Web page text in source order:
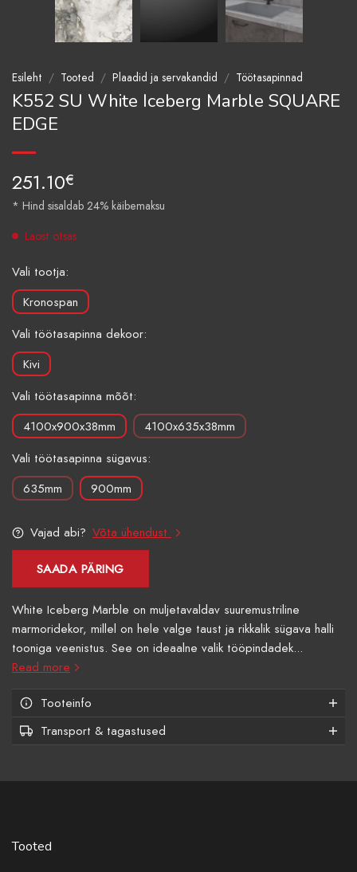
Esileht / Tooted / Plaadid ja servakandid / Töötasapinnad
K552 SU White Iceberg Marble SQUARE
EDGE
251.10€
* Hind sisaldab 24% käibemaksu
Laost otsas
Vali tootja:
Kronospan
Vali töötasapinna dekoor:
Kivi
Vali töötasapinna mõõt:
4100x900x38mm
4100x635x38mm
Vali töötasapinna sügavus:
635mm
900mm
Vajad abi? Võta ühendust
SAADA PÄRING
White Iceberg Marble on muljetavaldav suuremustriline
marmoridekor, millel on hele valge taust ja rikkalik sügava halli
tooniga veenistus. See on ideaalne valik tööpindadek...
Read more
Tooteinfo
Transport & tagastused
Tooted